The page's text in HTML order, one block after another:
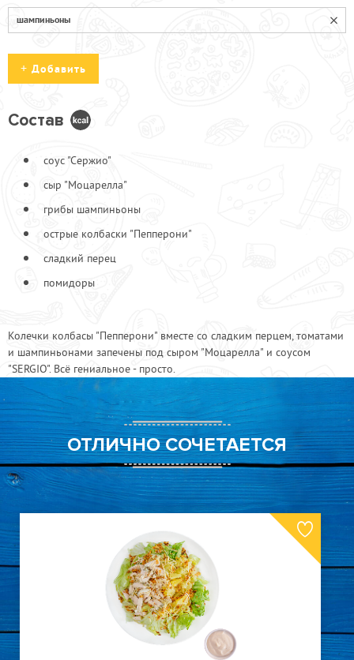
шампиньоны
Добавить
Ветчина
Куриные грудки
Пепперони острая
Перец халапеньо
Салями
Состав
соус "Сержио"
сыр "Моцарелла"
грибы шампиньоны
острые колбаски "Пепперони"
сладкий перец
помидоры
Колечки колбасы "Пепперони" вместе со сладким перцем, томатами
и шампиньонами запечены под сыром "Моцарелла" и соусом
"SERGIO". Всё гениальное - просто.
ОТЛИЧНО СОЧЕТАЕТСЯ